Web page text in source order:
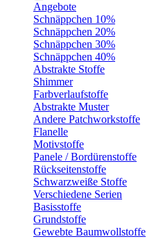
Angebote
Schnäppchen 10%
Schnäppchen 20%
Schnäppchen 30%
Schnäppchen 40%
Abstrakte Stoffe
Shimmer
Farbverlaufstoffe
Abstrakte Muster
Andere Patchworkstoffe
Flanelle
Motivstoffe
Panele / Bordürenstoffe
Rückseitenstoffe
Schwarzweiße Stoffe
Verschiedene Serien
Basisstoffe
Grundstoffe
Gewebte Baumwollstoffe